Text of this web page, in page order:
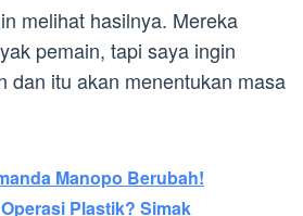
melihat hasilnya. Mereka
pemain, tapi saya ingin
dan itu akan menentukan masa
Manopo Berubah!
Plastik? Simak